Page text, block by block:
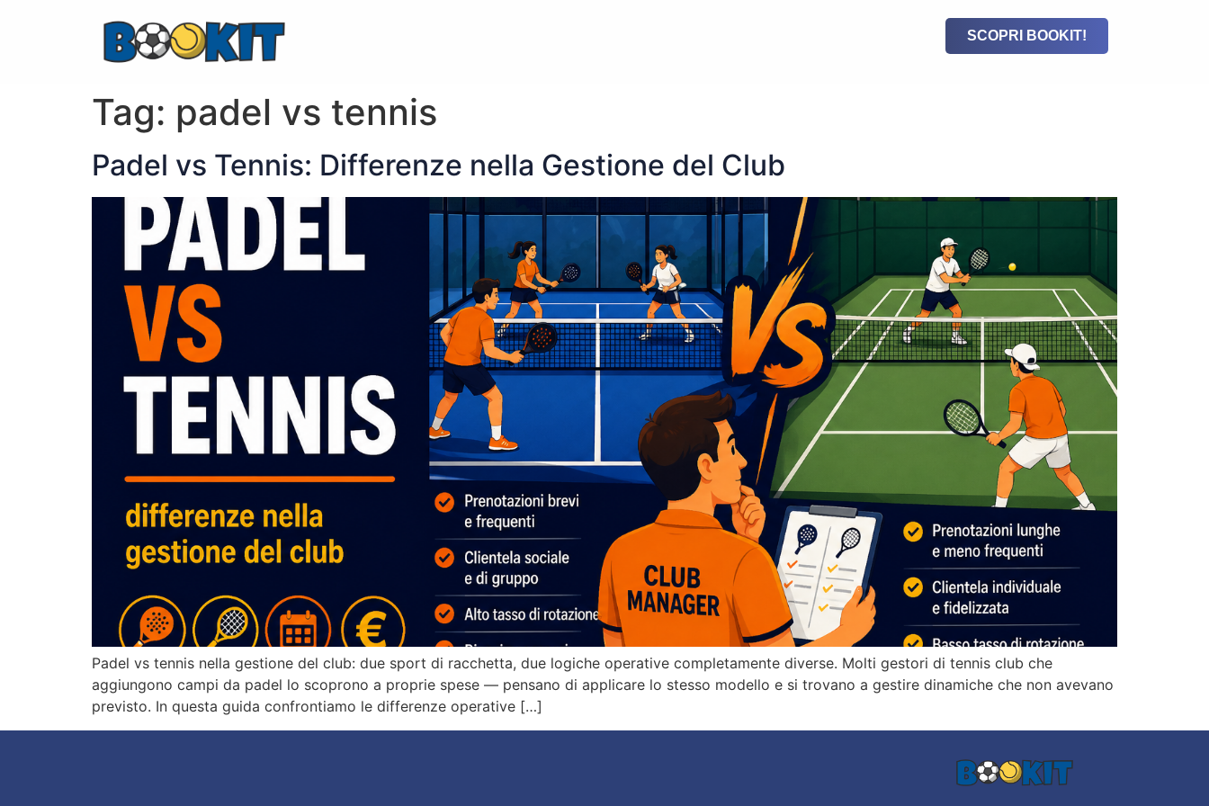
SCOPRI BOOKIT!
Tag: padel vs tennis
Padel vs Tennis: Differenze nella Gestione del Club
Padel vs tennis nella gestione del club: due sport di racchetta, due logiche operative completamente diverse. Molti gestori di tennis club che
aggiungono campi da padel lo scoprono a proprie spese — pensano di applicare lo stesso modello e si trovano a gestire dinamiche che non avevano
previsto. In questa guida confrontiamo le differenze operative […]